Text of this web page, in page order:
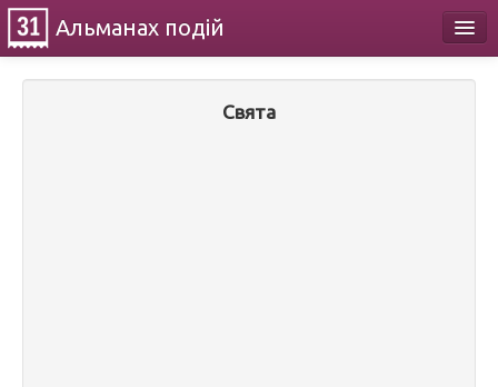
Альманах подій
Свята